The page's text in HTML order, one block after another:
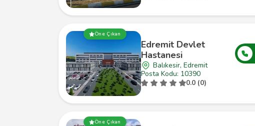
Öne Çıkan
Edremit Devlet
Hastanesi
Balıkesir, Edremit
Posta Kodu: 10390
0.0 (0)
Öne Çıkan